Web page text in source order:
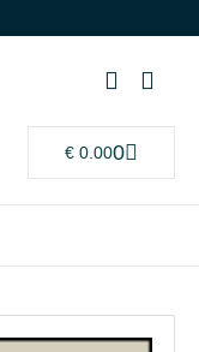
€0.000